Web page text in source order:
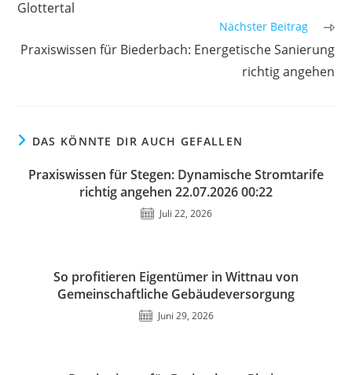
Glottertal
Nächster Beitrag
Praxiswissen für Biederbach: Energetische Sanierung
richtig angehen
DAS KÖNNTE DIR AUCH GEFALLEN
Praxiswissen für Stegen: Dynamische Stromtarife
richtig angehen 22.07.2026 00:22
Juli 22, 2026
So profitieren Eigentümer in Wittnau von
Gemeinschaftliche Gebäudeversorgung
Juni 29, 2026